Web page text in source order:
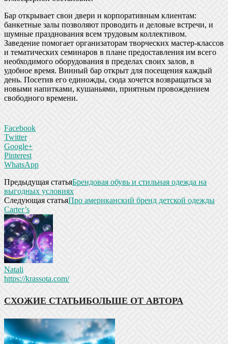
Бар открывает свои двери и корпоративным клиентам:
банкетные залы позволяют проводить и деловые встречи, и
шумные празднования всем трудовым коллективом.
Заведение помогает организаторам творческих мастер-классов
и тематических семинаров в плане предоставления им всего
необходимого оборудования в пределах своих залов, в
удобное время. Винный бар открыт для посещения каждый
день. Посетив его единожды, сюда хочется возвращаться за
новыми напитками, кушаньями, приятным провождением
свободного времени.
Facebook
Twitter
Google+
Pinterest
WhatsApp
Предыдущая статьяБрендовая обувь и стильная одежда на
выгодных условиях
Следующая статьяПро американский бренд детской одежды
Carter’s
Natali
https://krassota.com/
СХОЖИЕ СТАТЬИБОЛЬШЕ ОТ АВТОРА